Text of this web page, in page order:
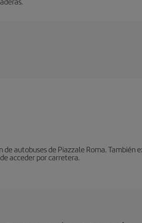
autobuses de Piazzale Roma. También
acceder por carretera.